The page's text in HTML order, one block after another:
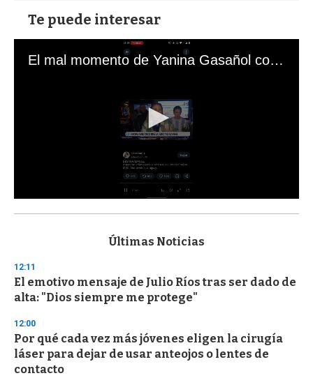
Te puede interesar
El mal momento de Yanina Gasañol con un hincha argentino en "Subrayado"
s
d
s
o
f
3
s
e
c
o
Últimas Noticias
12:11
El emotivo mensaje de Julio Ríos tras ser dado de
alta: "Dios siempre me protege"
12:00
Por qué cada vez más jóvenes eligen la cirugía
láser para dejar de usar anteojos o lentes de
contacto